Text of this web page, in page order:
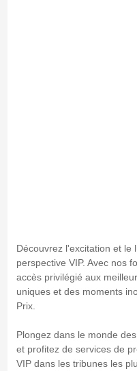
Découvrez l'excitation et le
perspective VIP. Avec nos
accès privilégié aux
uniques et des moments
Prix.
Plongez dans le monde
et profitez de services de
VIP dans les tribunes les